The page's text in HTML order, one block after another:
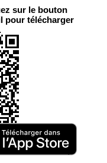
sur le bouton
pour télécharger